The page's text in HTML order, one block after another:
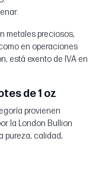
metales preciosos,
en operaciones
está exento de IVA en
de 1 oz
provienen
la London Bullion
pureza, calidad,